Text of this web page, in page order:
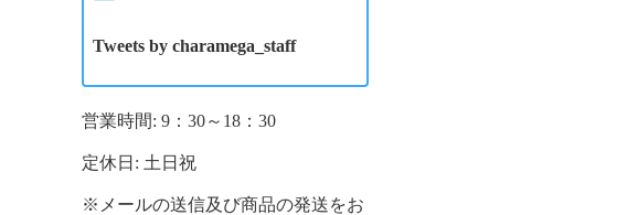
Tweets by charamega_staff
営業時間: 9：30～18：30
定休日: 土日祝
※メールの送信及び商品の発送をお